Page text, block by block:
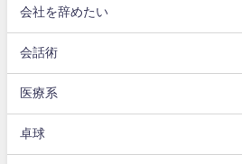
会社を辞めたい
会話術
医療系
卓球